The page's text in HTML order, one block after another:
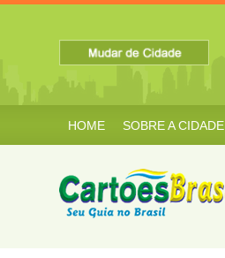
HOME SOBRE A CIDADE